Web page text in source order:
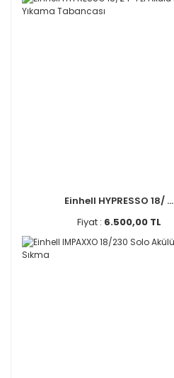
Einhell HYPRESSO 18/ ...
Fiyat : 6.500,00 TL